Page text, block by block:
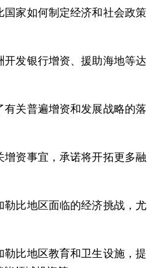
家如何制定经济和社会政策
发银行增资、援助海地等达
关普遍增资和发展战略的落
资事宜，承诺将开拓更多融
比地区面临的经济挑战，尤
比地区教育和卫生设施，提